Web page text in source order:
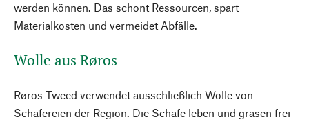
werden können. Das schont Ressourcen, spart
Materialkosten und vermeidet Abfälle.
Wolle aus Røros
Røros Tweed verwendet ausschließlich Wolle von
Schäfereien der Region. Die Schafe leben und grasen frei